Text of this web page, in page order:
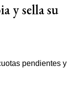
y sella su